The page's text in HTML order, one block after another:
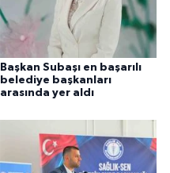
Başkan Subaşı en başarılı
belediye başkanları
arasında yer aldı